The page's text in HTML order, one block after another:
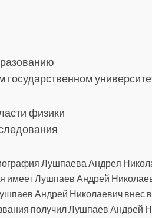
физики
Лушпаева Андрея
имеет Лушпаев Андрей
Андрей Николаевич внес
получил Лушпаев Андрей